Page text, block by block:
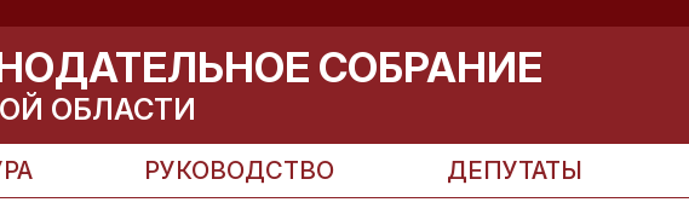
СОБРАНИЕ
ОБЛАСТИ
РУКОВОДСТВО ДЕПУТАТЫ